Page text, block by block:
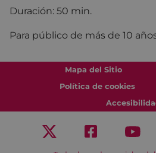
Duración: 50 min.
Para público de más de 10
Mapa del Sitio
Política de cookies